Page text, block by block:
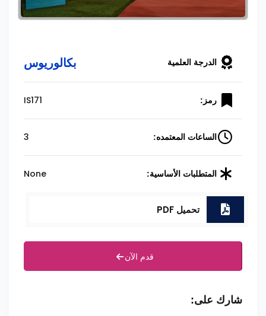
الدرجة العلمية بكالوريوس
رمز: IS171
الساعات المعتمده: 3
المتطلبات الأساسية: None
تحميل PDF
قدم الآن
شارك على: